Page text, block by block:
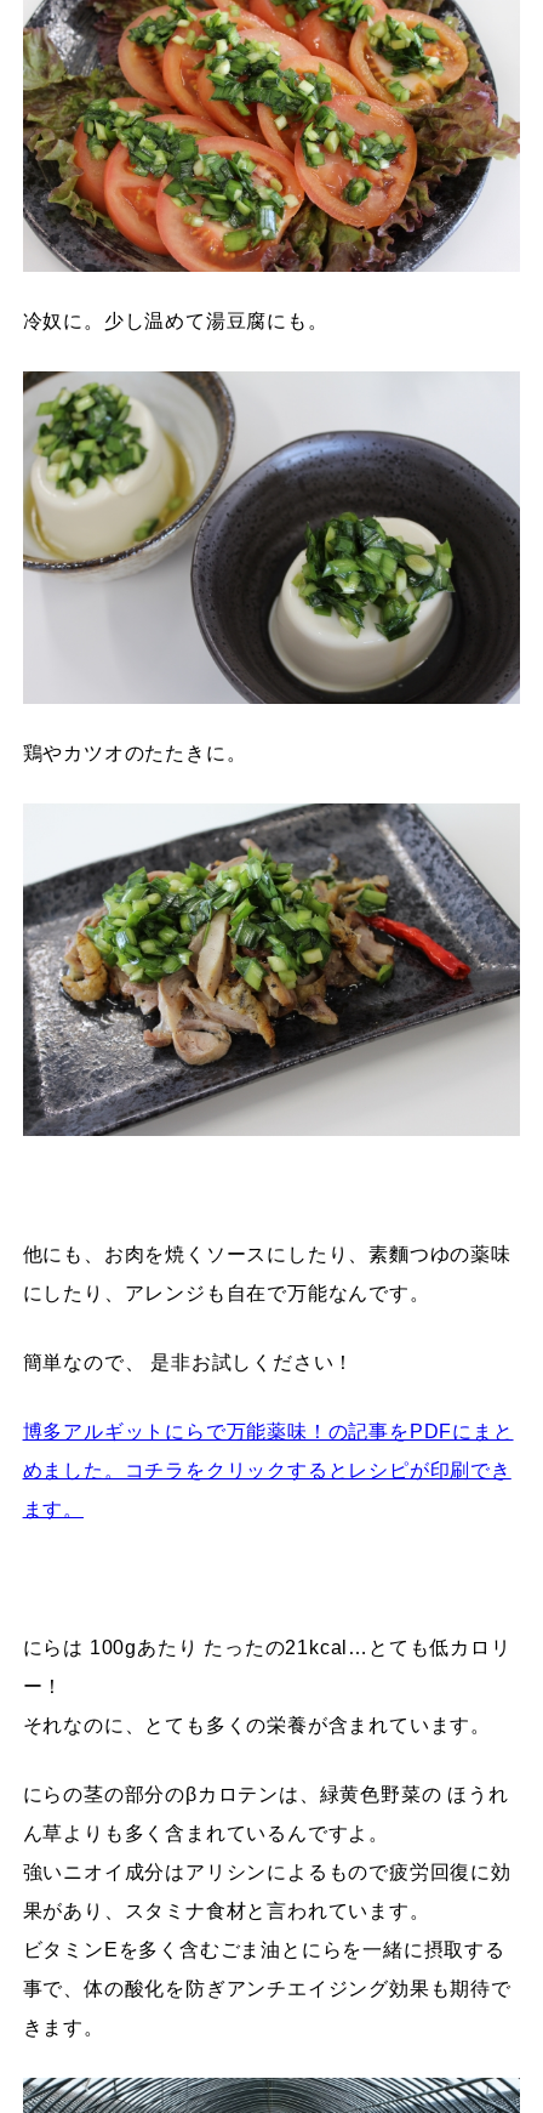
冷奴に。少し温めて湯豆腐にも。
鶏やカツオのたたきに。
他にも、お肉を焼くソースにしたり、素麵つゆの薬味
にしたり、アレンジも自在で万能なんです。
簡単なので、 是非お試しください！
博多アルギットにらで万能薬味！の記事をPDFにまと
めました。コチラをクリックするとレシピが印刷でき
ます。
にらは 100gあたり たったの21kcal…とても低カロリ
ー！
それなのに、とても多くの栄養が含まれています。
にらの茎の部分のβカロテンは、緑黄色野菜の ほうれ
ん草よりも多く含まれているんですよ。
強いニオイ成分はアリシンによるもので疲労回復に効
果があり、スタミナ食材と言われています。
ビタミンEを多く含むごま油とにらを一緒に摂取する
事で、体の酸化を防ぎアンチエイジング効果も期待で
きます。